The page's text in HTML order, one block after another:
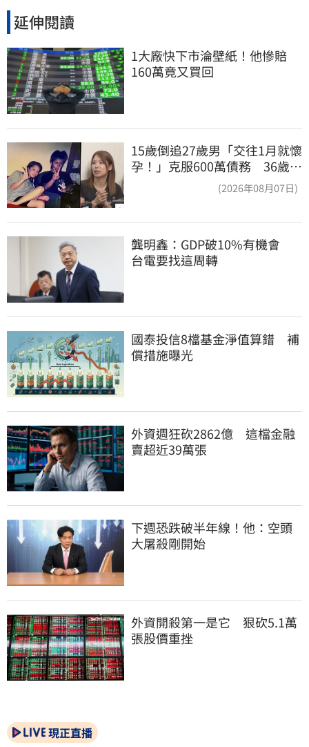
延伸閱讀
1大廠快下市淪壁紙！他慘賠
160萬竟又買回
15歲倒追27歲男「交往1月就懷
孕！」克服600萬債務 36歲美
(2026年08月07日)
龔明鑫：GDP破10%有機會
台電要找這周轉
國泰投信8檔基金淨值算錯　補
償措施曝光
外資週狂砍2862億　這檔金融
賣超近39萬張
下週恐跌破半年線！他：空頭
大屠殺剛開始
外資開殺第一是它　狠砍5.1萬
張股價重挫
現正直播